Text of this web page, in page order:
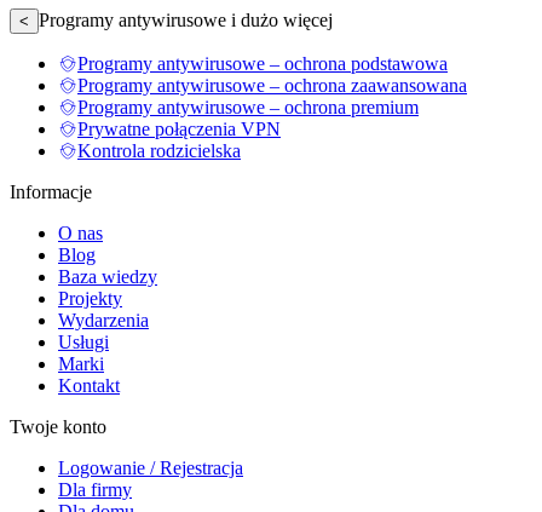
< Programy antywirusowe i dużo więcej
Programy antywirusowe – ochrona podstawowa
Programy antywirusowe – ochrona zaawansowana
Programy antywirusowe – ochrona premium
Prywatne połączenia VPN
Kontrola rodzicielska
Informacje
O nas
Blog
Baza wiedzy
Projekty
Wydarzenia
Usługi
Marki
Kontakt
Twoje konto
Logowanie / Rejestracja
Dla firmy